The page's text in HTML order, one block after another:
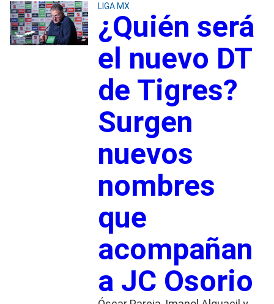
LIGA MX
¿Quién será
el nuevo DT
de Tigres?
Surgen
nuevos
nombres
que
acompañan
a JC Osorio